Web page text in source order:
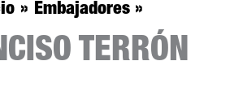
Embajadores
TERRÓN